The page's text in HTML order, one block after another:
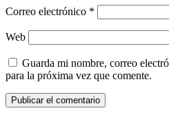
Correo electrónico *
Web
Guarda mi nombre, correo
para la próxima vez que comente.